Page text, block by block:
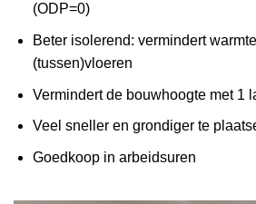
(ODP=0)
Beter isolerend: vermindert
(tussen)vloeren
Vermindert de bouwhoogte met 1
Veel sneller en grondiger te
Goedkoop in arbeidsuren